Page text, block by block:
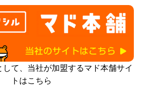
て、当社が加盟するマド本舗サイ
トはこちら